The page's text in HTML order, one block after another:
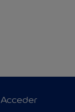
Acceder